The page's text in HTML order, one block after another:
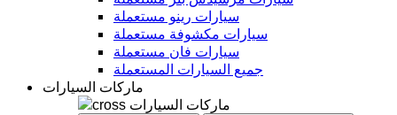
سيارات رينو مستعملة
سيارات مكشوفة مستعملة
سيارات فان مستعملة
جميع السيارات المستعملة
ماركات السيارات
ماركات السيارات